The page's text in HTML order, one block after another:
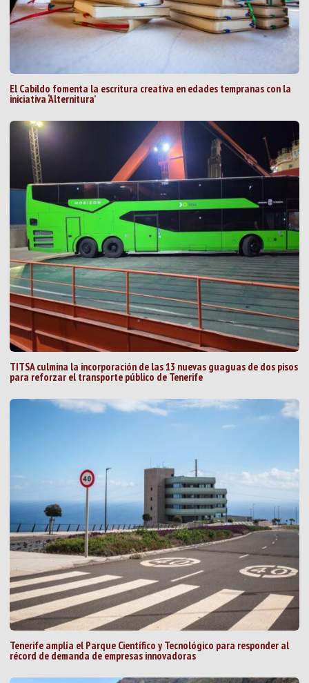
El Cabildo fomenta la escritura creativa en edades tempranas con la
iniciativa ‘Alternitura’
TITSA culmina la incorporación de las 13 nuevas guaguas de dos pisos
para reforzar el transporte público de Tenerife
Tenerife amplía el Parque Científico y Tecnológico para responder al
récord de demanda de empresas innovadoras